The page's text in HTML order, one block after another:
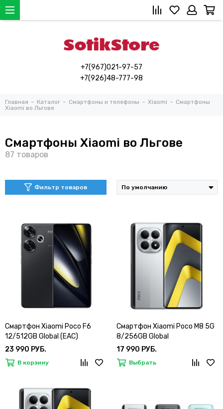
+7(967)021-97-57
+7(926)48-777-98
Главная Каталог Смартфоны и телефоны Xiaomi
Смартфоны
Xiaomi во Льгове
Смартфоны Xiaomi во Льгове
Фильтр товаров
Смартфон Xiaomi Poco F6
12/512GB Global (EAC)
23 990 РУБ.
В корзину
Смартфон Xiaomi Poco M8 5G
8/256GB Global
17 990 РУБ.
Выбрать